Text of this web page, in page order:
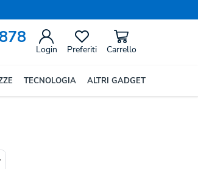
Login Preferiti Carrello
TECNOLOGIA ALTRI GADGET
grandi e piccoli, perfetto per